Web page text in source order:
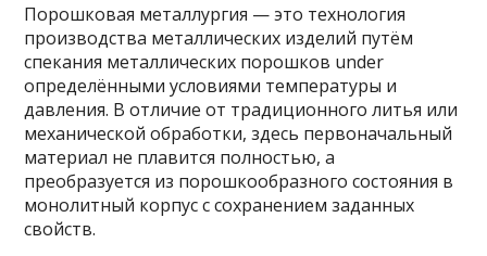
Порошковая металлургия — это технология
производства металлических изделий путём
спекания металлических порошков under
определёнными условиями температуры и
давления. В отличие от традиционного литья или
механической обработки, здесь первоначальный
материал не плавится полностью, а
преобразуется из порошкообразного состояния в
монолитный корпус с сохранением заданных
свойств.